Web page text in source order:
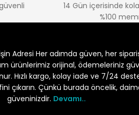
14 Gün içerisinde
%100
Adresi Her adımda güven, her
ürünlerimiz orijinal, ödemeleriniz
Hızlı kargo, kolay iade ve 7/24
çıkarın. Çünkü burada öncelik,
güveninizdir. Devamı..